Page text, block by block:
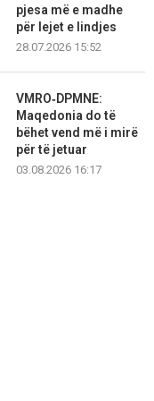
pjesa më e madhe
për lejet e lindjes
28.07.2026 15:52
VMRO‑DPMNE:
Maqedonia do të
bëhet vend më i mirë
për të jetuar
03.08.2026 16:17